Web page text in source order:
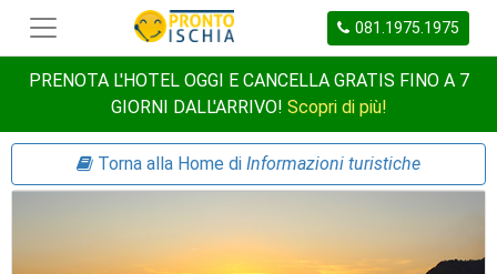
081.1975.1975
PRENOTA L'HOTEL OGGI E CANCELLA GRATIS FINO A 7
GIORNI DALL'ARRIVO! Scopri di più!
Torna alla Home di Informazioni turistiche